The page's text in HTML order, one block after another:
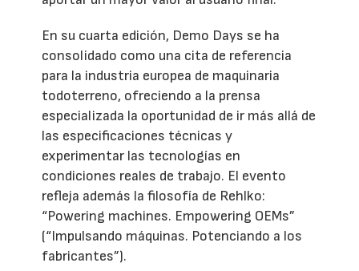
En su cuarta edición, Demo Days se ha
consolidado como una cita de referencia
para la industria europea de maquinaria
todoterreno, ofreciendo a la prensa
especializada la oportunidad de ir más allá de
las especificaciones técnicas y
experimentar las tecnologías en
condiciones reales de trabajo. El evento
refleja además la filosofía de Rehlko:
“Powering machines. Empowering OEMs”
(“Impulsando máquinas. Potenciando a los
fabricantes”).